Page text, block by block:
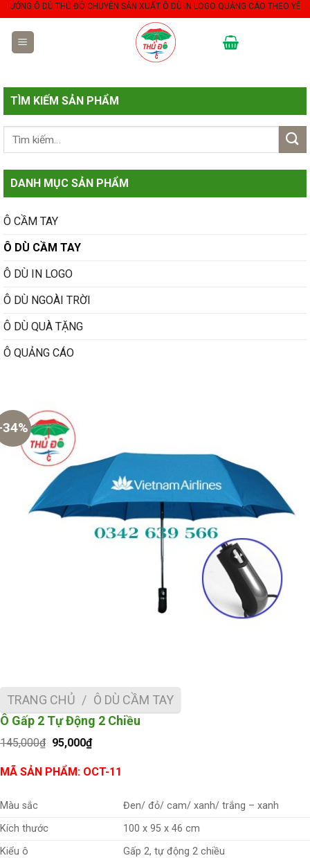
Skip
content
Ô DÙ THỦ ĐÔ CHUYÊN SẢN XUẤT Ô DÙ IN LOGO QUẢNG CÁO THEO YÊU CẦU.
TÌM KIẾM SẢN PHẨM
DANH MỤC SẢN PHẨM
Ô CẦM TAY
Ô DÙ CẦM TAY
Ô DÙ IN LOGO
Ô DÙ NGOÀI TRỜI
Ô DÙ QUÀ TẶNG
Ô QUẢNG CÁO
TRANG CHỦ / Ô DÙ CẦM TAY
Ô Gấp 2 Tự Động 2 Chiều
145,000₫ Giá
là:
145,000₫.
95,000₫Giá
tại
là:
MÃ SẢN PHẨM: OCT-11
Màu sắc
Đen/ đỏ/ cam/ xanh/ trắng – xanh
Kích thước
100 x 95 x 46 cm
Kiểu ô
Gấp 2, tự động 2 chiều